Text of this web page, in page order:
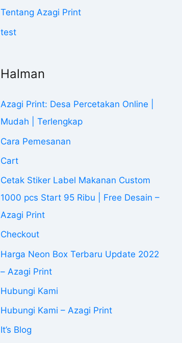
Tentang Azagi Print
test
Halman
Azagi Print: Desa Percetakan Online |
Mudah | Terlengkap
Cara Pemesanan
Cart
Cetak Stiker Label Makanan Custom
1000 pcs Start 95 Ribu | Free Desain –
Azagi Print
Checkout
Harga Neon Box Terbaru Update 2022
– Azagi Print
Hubungi Kami
Hubungi Kami – Azagi Print
It’s Blog